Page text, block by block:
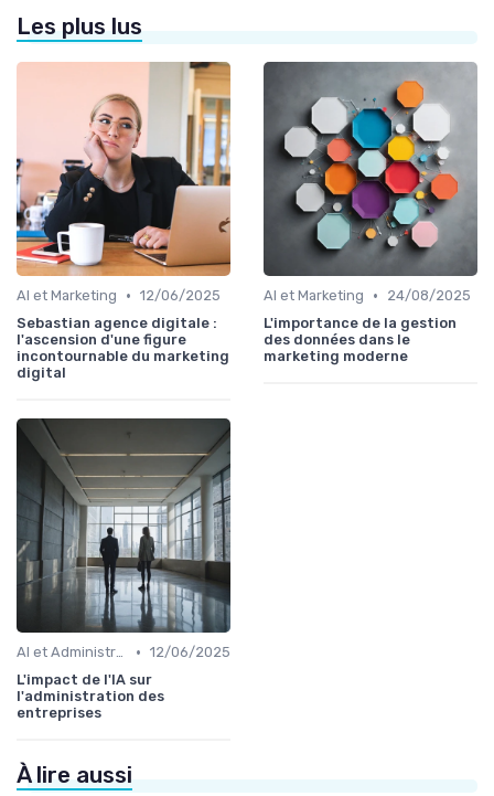
Les plus lus
AI et Marketing • 12/06/2025
Sebastian agence digitale :
l'ascension d'une figure
incontournable du marketing
digital
AI et Marketing •
24/08/2025
L'importance de la gestion
des données dans le
marketing moderne
AI et Administration • 12/06/2025
L'impact de l'IA sur
l'administration des
entreprises
À lire aussi